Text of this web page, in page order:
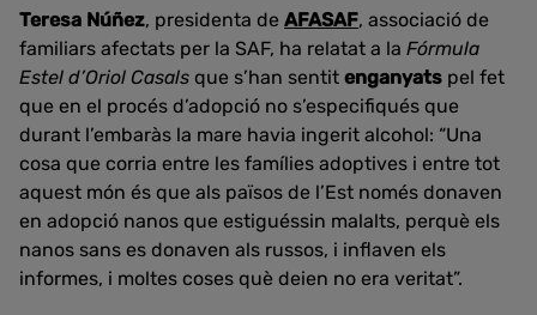
Teresa Núñez, presidenta de AFASAF, associació de
familiars afectats per la SAF, ha relatat a la Fórmula
Estel d’Oriol Casals que s’han sentit enganyats pel fet
que en el procés d’adopció no s’especifiqués que
durant l’embaràs la mare havia ingerit alcohol: “Una
cosa que corria entre les famílies adoptives i entre tot
aquest món és que als països de l’Est només donaven
en adopció nanos que estiguéssin malalts, perquè els
nanos sans es donaven als russos, i inflaven els
informes, i moltes coses què deien no era veritat”.